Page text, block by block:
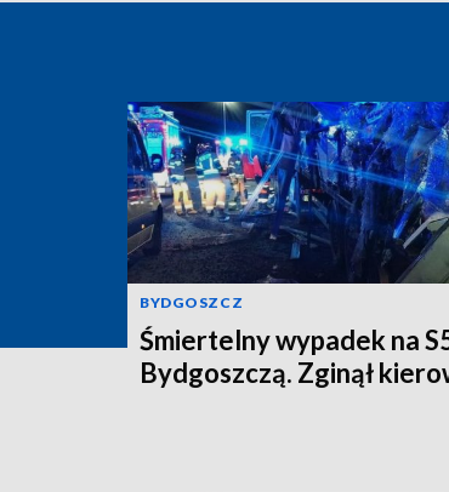
BYDGOSZCZ
Śmiertelny wypadek na
Bydgoszczą. Zginął